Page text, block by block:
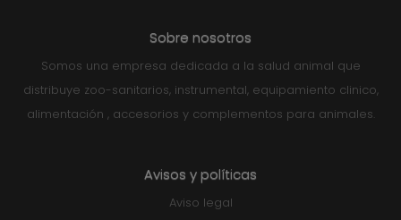
Sobre nosotros
Somos una empresa dedicada a la salud animal que
distribuye zoo-sanitarios, instrumental, equipamiento clinico,
alimentación , accesorios y complementos para animales.
Avisos y políticas
Aviso legal